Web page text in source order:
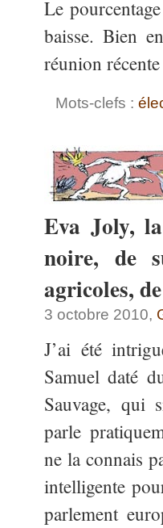
Le
baisse. Bien
réunion
Mots-clefs :
Eva Joly,
noire, de
agricoles,
3 octobre 2010,
J’ai été
Samuel daté
Sauvage, qui
parle
ne la connais
intelligente
parlement